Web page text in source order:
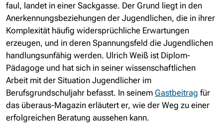
faul, landet in einer Sackgasse. Der Grund liegt in den
Anerkennungsbeziehungen der Jugendlichen, die in ihrer
Komplexität häufig widersprüchliche Erwartungen
erzeugen, und in deren Spannungsfeld die Jugendlichen
handlungsunfähig werden. Ulrich Weiß ist Diplom-
Pädagoge und hat sich in seiner wissenschaftlichen
Arbeit mit der Situation Jugendlicher im
Berufsgrundschuljahr befasst. In seinem Gastbeitrag für
das überaus-Magazin erläutert er, wie der Weg zu einer
erfolgreichen Beratung aussehen kann.